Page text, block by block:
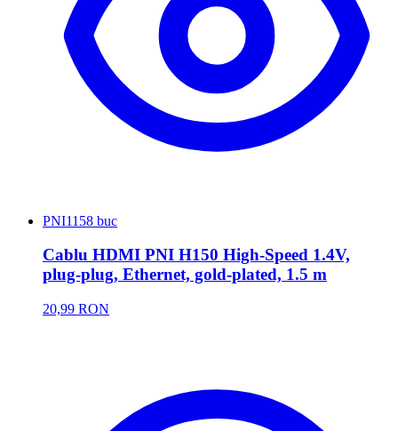
PNI1158 buc
Cablu HDMI PNI H150 High-Speed 1.4V,
plug-plug, Ethernet, gold-plated, 1.5 m
20,99 RON